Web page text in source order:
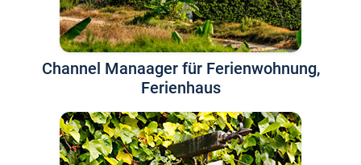
Channel Manaager für Ferienwohnung,
Ferienhaus